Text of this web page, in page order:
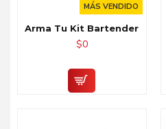
MÁS VENDIDO
Arma Tu Kit Bartender
$0